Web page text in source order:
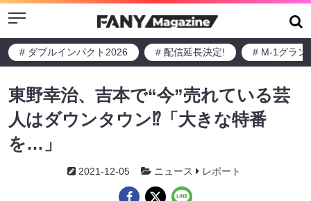
Menu
# ダブルインパクト2026 # 配信延長決定! # M-1グラン
東野幸治、吉本で“今”売れている芸
人はダウンタウン⁉︎「大きな特番
を…」
2021-12-05 ニュース レポート